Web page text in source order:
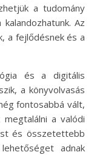
a tudomány
Az
a fejlődésnek és a
és a digitális
a könyvolvasás
fontosabbá vált,
a valódi
és összetettebb
adnak